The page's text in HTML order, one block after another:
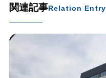
関連記事Relation Entry